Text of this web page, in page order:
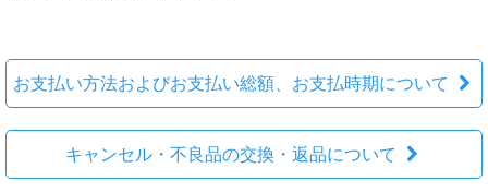
お支払い方法およびお支払い総額、お支払時期について
キャンセル・不良品の交換・返品について